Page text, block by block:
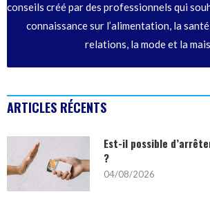
conseils créé par des professionnels qui
connaissance sur l’alimentation, la
relations, la mode et la
ARTICLES RÉCENTS
Est-il possible
?
04/08/2026